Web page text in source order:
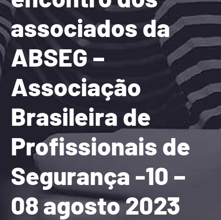
associados da
ABSEG –
Associação
Brasileira de
Profissionais de
Segurança -10 –
08 agosto 2023